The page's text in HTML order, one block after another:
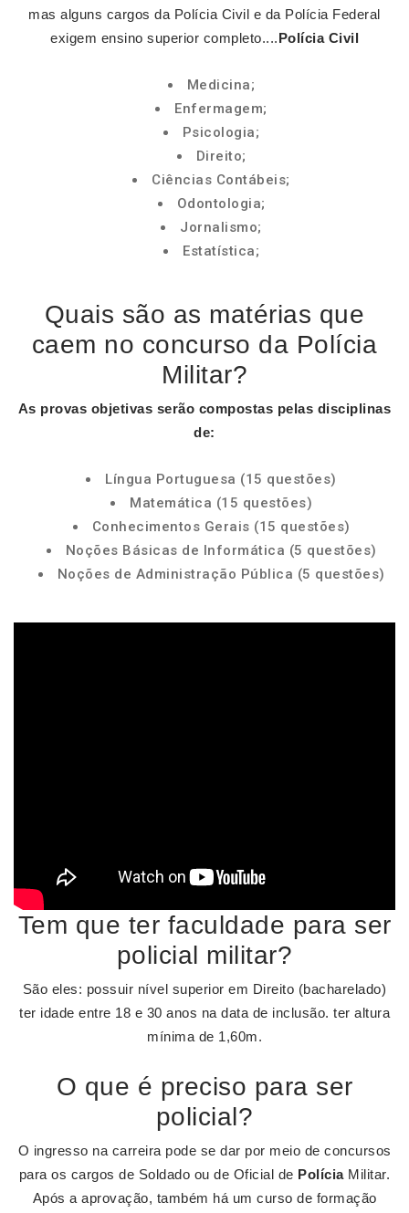
mas alguns cargos da Polícia Civil e da Polícia Federal
exigem ensino superior completo....Polícia Civil
Medicina;
Enfermagem;
Psicologia;
Direito;
Ciências Contábeis;
Odontologia;
Jornalismo;
Estatística;
Quais são as matérias que
caem no concurso da Polícia
Militar?
As provas objetivas serão compostas pelas disciplinas
de:
Língua Portuguesa (15 questões)
Matemática (15 questões)
Conhecimentos Gerais (15 questões)
Noções Básicas de Informática (5 questões)
Noções de Administração Pública (5 questões)
Tem que ter faculdade para ser
policial militar?
São eles: possuir nível superior em Direito (bacharelado)
ter idade entre 18 e 30 anos na data de inclusão. ter altura
mínima de 1,60m.
O que é preciso para ser
policial?
O ingresso na carreira pode se dar por meio de concursos
para os cargos de Soldado ou de Oficial de PolíciaMilitar.
Após a aprovação, também há um curso de formação